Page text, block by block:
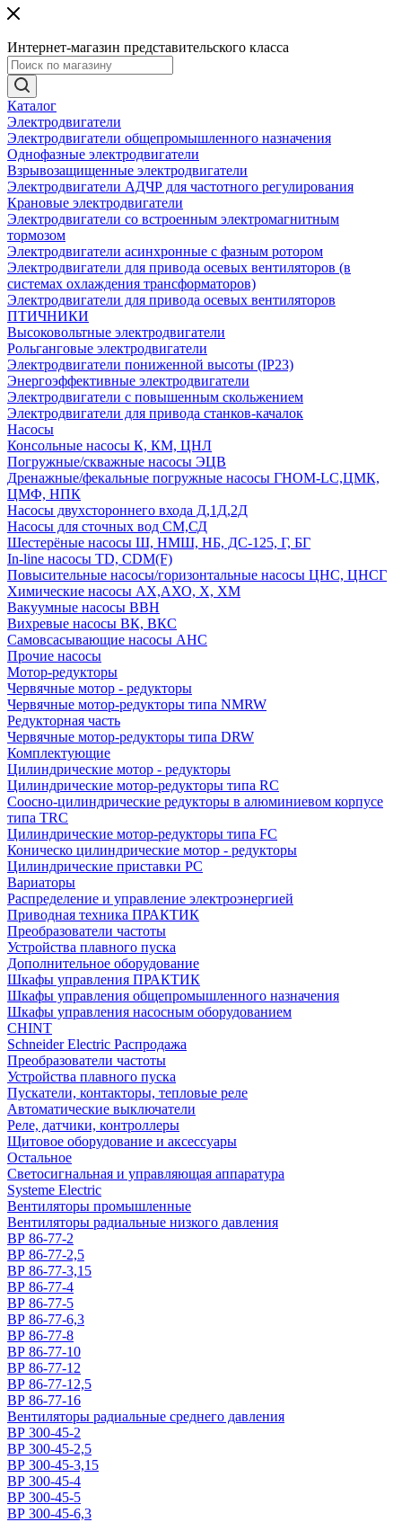
Интернет-магазин представительского класса
Каталог
Электродвигатели
Электродвигатели общепромышленного назначения
Однофазные электродвигатели
Взрывозащищенные электродвигатели
Электродвигатели АДЧР для частотного регулирования
Крановые электродвигатели
Электродвигатели со встроенным электромагнитным
тормозом
Электродвигатели асинхронные с фазным ротором
Электродвигатели для привода осевых вентиляторов (в
системах охлаждения трансформаторов)
Электродвигатели для привода осевых вентиляторов
ПТИЧНИКИ
Высоковольтные электродвигатели
Рольганговые электродвигатели
Электродвигатели пониженной высоты (IP23)
Энергоэффективные электродвигатели
Электродвигатели с повышенным скольжением
Электродвигатели для привода станков-качалок
Насосы
Консольные насосы К, КМ, ЦНЛ
Погружные/скважные насосы ЭЦВ
Дренажные/фекальные погружные насосы ГНОМ-LC,ЦМК,
ЦМФ, НПК
Насосы двухстороннего входа Д,1Д,2Д
Насосы для сточных вод СМ,СД
Шестерёные насосы Ш, НМШ, НБ, ДС-125, Г, БГ
In-line насосы TD, CDM(F)
Повысительные насосы/горизонтальные насосы ЦНС, ЦНСГ
Химические насосы АХ,АХО, Х, ХМ
Вакуумные насосы ВВН
Вихревые насосы ВК, ВКС
Самовсасывающие насосы АНС
Прочие насосы
Мотор-редукторы
Червячные мотор - редукторы
Червячные мотор-редукторы типа NMRW
Редукторная часть
Червячные мотор-редукторы типа DRW
Комплектующие
Цилиндрические мотор - редукторы
Цилиндрические мотор-редукторы типа RC
Соосно-цилиндрические редукторы в алюминиевом корпусе
типа TRC
Цилиндрические мотор-редукторы типа FC
Коническо цилиндрические мотор - редукторы
Цилиндрические приставки PC
Вариаторы
Распределение и управление электроэнергией
Приводная техника ПРАКТИК
Преобразователи частоты
Устройства плавного пуска
Дополнительное оборудование
Шкафы управления ПРАКТИК
Шкафы управления общепромышленного назначения
Шкафы управления насосным оборудованием
CHINT
Schneider Electric Распродажа
Преобразователи частоты
Устройства плавного пуска
Пускатели, контакторы, тепловые реле
Автоматические выключатели
Реле, датчики, контроллеры
Щитовое оборудование и аксессуары
Остальное
Светосигнальная и управляющая аппаратура
Systeme Electric
Вентиляторы промышленные
Вентиляторы радиальные низкого давления
ВР 86-77-2
ВР 86-77-2,5
ВР 86-77-3,15
ВР 86-77-4
ВР 86-77-5
ВР 86-77-6,3
ВР 86-77-8
ВР 86-77-10
ВР 86-77-12
ВР 86-77-12,5
ВР 86-77-16
Вентиляторы радиальные среднего давления
ВР 300-45-2
ВР 300-45-2,5
ВР 300-45-3,15
ВР 300-45-4
ВР 300-45-5
ВР 300-45-6,3